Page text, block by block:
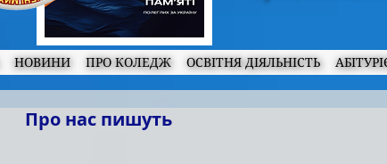
НОВИНИ ПРО КОЛЕДЖ ОСВІТНЯ ДІЯЛЬНІСТЬ
Про нас пишуть